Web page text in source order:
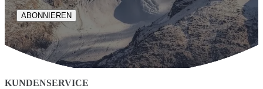
ABONNIEREN
KUNDENSERVICE